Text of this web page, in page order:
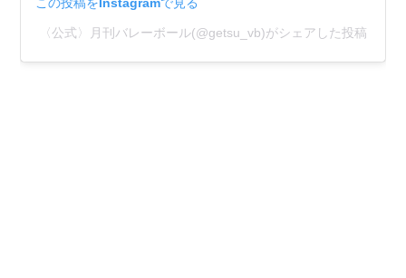
この投稿をInstagramで見る
〈公式〉月刊バレーボール(@getsu_vb)がシェアした投稿